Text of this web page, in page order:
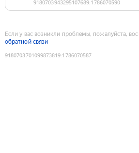
Если у вас возникли проблемы, пожалуйста,
обратной связи
9180703701099873819:1786070587